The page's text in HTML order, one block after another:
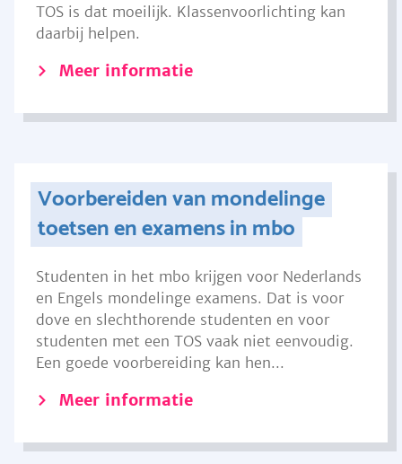
TOS is dat moeilijk. Klassenvoorlichting kan
daarbij helpen.
Meer informatie
Voorbereiden van mondelinge
toetsen en examens in mbo
Studenten in het mbo krijgen voor Nederlands
en Engels mondelinge examens. Dat is voor
dove en slechthorende studenten en voor
studenten met een TOS vaak niet eenvoudig.
Een goede voorbereiding kan hen...
Meer informatie